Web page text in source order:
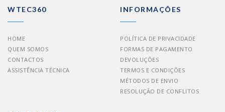
WTEC360
HOME
QUEM SOMOS
CONTACTOS
ASSISTÊNCIA TÉCNICA
INFORMAÇÕES
POLÍTICA DE PRIVACIDADE
FORMAS DE PAGAMENTO
DEVOLUÇÕES
TERMOS E CONDIÇÕES
MÉTODOS DE ENVIO
RESOLUÇÃO DE CONFLITOS